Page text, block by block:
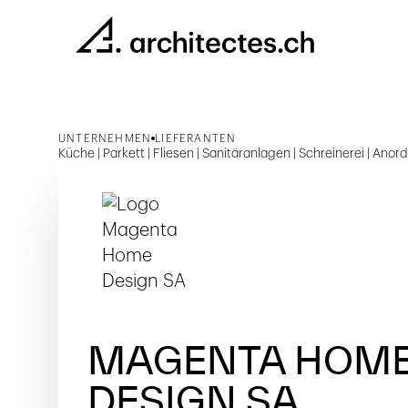
UNTERNEHMEN LIEFERANTEN
Küche | Parkett | Fliesen | Sanitäranlagen | Schreinerei |
MAGENTA